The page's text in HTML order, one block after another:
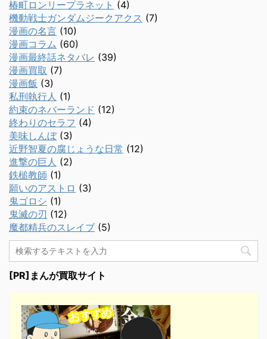
椿町ロンリープラネット (4)
機動戦士ガンダムジークアクス (7)
漫画の名言 (10)
漫画コラム (60)
漫画最終話ネタバレ (39)
漫画買取 (7)
漫画飯 (3)
私刑執行人 (1)
約束のネバーランド (12)
終わりのセラフ (4)
美味しんぼ(3)
近野智夏の腐じょうな日常 (12)
進撃の巨人 (2)
鉄槌教師 (1)
願いのアストロ (3)
鬼ゴロシ (1)
鬼滅の刃 (12)
魔都精兵のスレイブ (5)
[PR]まんが買取サイト